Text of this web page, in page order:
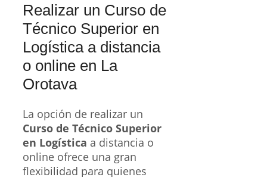
Realizar un Curso de
Técnico Superior en
Logística a distancia
o online en La
Orotava
La opción de realizar un
Curso de Técnico Superior
en Logística a distancia o
online ofrece una gran
flexibilidad para quienes